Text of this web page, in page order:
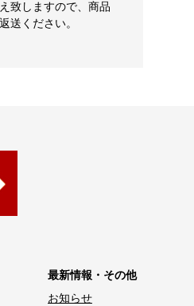
致しますので、商品
送ください。
最新情報・その他
お知らせ